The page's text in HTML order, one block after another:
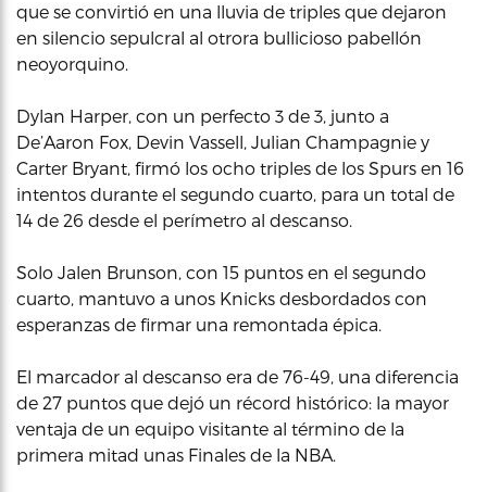
que se convirtió en una lluvia de triples que dejaron
en silencio sepulcral al otrora bullicioso pabellón
neoyorquino.
Dylan Harper, con un perfecto 3 de 3, junto a
De’Aaron Fox, Devin Vassell, Julian Champagnie y
Carter Bryant, firmó los ocho triples de los Spurs en 16
intentos durante el segundo cuarto, para un total de
14 de 26 desde el perímetro al descanso.
Solo Jalen Brunson, con 15 puntos en el segundo
cuarto, mantuvo a unos Knicks desbordados con
esperanzas de firmar una remontada épica.
El marcador al descanso era de 76-49, una diferencia
de 27 puntos que dejó un récord histórico: la mayor
ventaja de un equipo visitante al término de la
primera mitad unas Finales de la NBA.